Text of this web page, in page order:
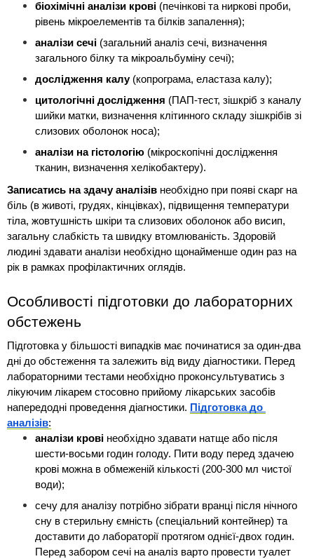
біохімічні аналізи крові (печінкові та ниркові проби,
рівень мікроелементів та білків запалення);
аналізи сечі (загальний аналіз сечі, визначення
загального білку та мікроальбуміну сечі);
дослідження калу (копрограма, еластаза калу);
цитологічні дослідження (ПАП-тест, зішкріб з каналу
шийки матки, визначення клітинного складу зішкрібів зі
слизових оболонок носа);
аналізи на гістологію (мікроскопічні дослідження
тканин, визначення хелікобактеру).
Записатись на здачу аналізів необхідно при появі скарг на
біль (в животі, грудях, кінцівках), підвищення температури
тіла, жовтушність шкіри та слизових оболонок або висип,
загальну слабкість та швидку втомлюваність. Здоровій
людині здавати аналізи необхідно щонайменше один раз на
рік в рамках профілактичних оглядів.
Особливості підготовки до лабораторних
обстежень
Підготовка у більшості випадків має починатися за один-два
дні до обстеження та залежить від виду діагностики. Перед
лабораторними тестами необхідно проконсультуватись з
лікуючим лікарем стосовно прийому лікарських засобів
напередодні проведення діагностики. Підготовка до
аналізів:
аналізи крові необхідно здавати натще або після
шести-восьми годин голоду. Пити воду перед здачею
крові можна в обмеженій кількості (200-300 мл чистої
води);
сечу для аналізу потрібно зібрати вранці після нічного
сну в стерильну ємність (спеціальний контейнер) та
доставити до лабораторії протягом однієї-двох годин.
Перед забором сечі на аналіз варто провести туалет